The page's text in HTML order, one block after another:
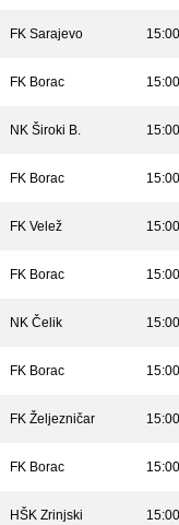
FK Sarajevo 15:00
FK Borac 15:00
NK Široki B. 15:00
FK Borac 15:00
FK Velež 15:00
FK Borac 15:00
NK Čelik 15:00
FK Borac 15:00
FK Željezničar 15:00
FK Borac 15:00
HŠK Zrinjski 15:00